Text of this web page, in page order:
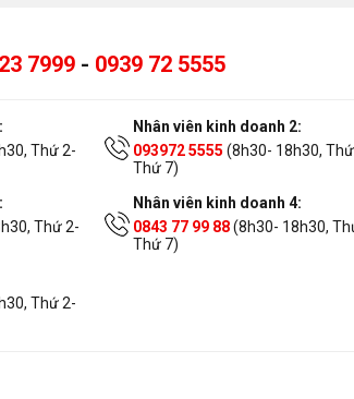
7999 - 0939 72 5555
Thứ 2-
Nhân viên kinh doanh 2:
093972 5555 (8h30- 18h30,
Thứ 7)
Thứ 2-
Nhân viên kinh doanh 4:
0843 77 99 88(8h30- 18h30,
Thứ 7)
Thứ 2-